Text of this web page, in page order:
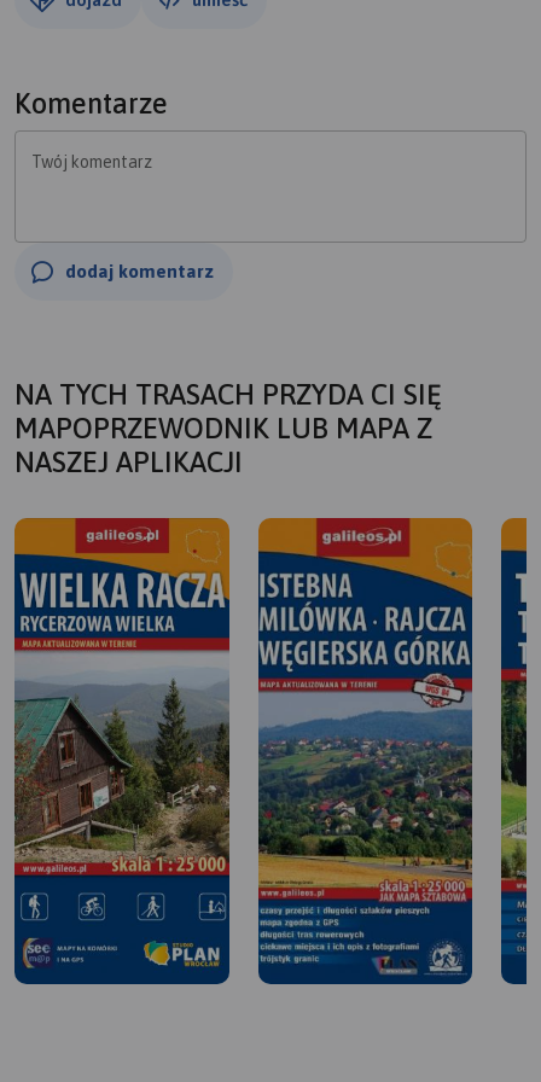
Komentarze
Twój komentarz
dodaj komentarz
NA TYCH TRASACH PRZYDA CI SIĘ
MAPOPRZEWODNIK LUB MAPA Z
NASZEJ APLIKACJI